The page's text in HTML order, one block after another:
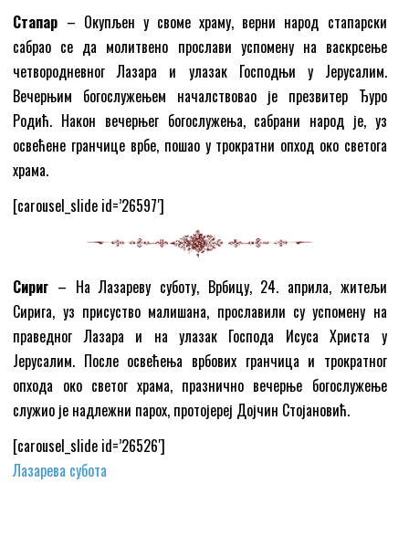
Стапар – Окупљен у своме храму, верни народ стапарски
сабрао се да молитвено прослави успомену на васкрсење
четвородневног Лазара и улазак Господњи у Јерусалим.
Вечерњим богослужењем началствовао је презвитер Ђуро
Родић. Након вечерњег богослужења, сабрани народ је, уз
освећене гранчице врбе, пошао у трократни опход око светога
храма.
[carousel_slide id=’26597′]
Сириг – На Лазареву суботу, Врбицу, 24. априла, житељи
Сирига, уз присуство малишана, прославили су успомену на
праведног Лазара и на улазак Господа Исуса Христа у
Јерусалим. После освећења врбових гранчица и трократног
опхода око светог храма, празнично вечерње богослужење
служио је надлежни парох, протојереј Дојчин Стојановић.
[carousel_slide id=’26526′]
Лазарева субота